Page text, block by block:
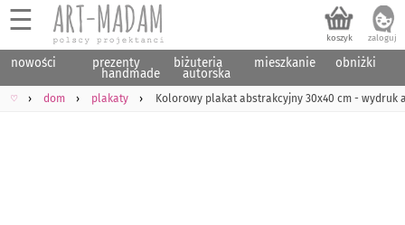
☰
nowości prezenty
handmade
biżuteria
autorska
mieszkanie obniżki
♡ dom plakaty Kolorowy plakat abstrakcyjny 30x40 cm - wydruk